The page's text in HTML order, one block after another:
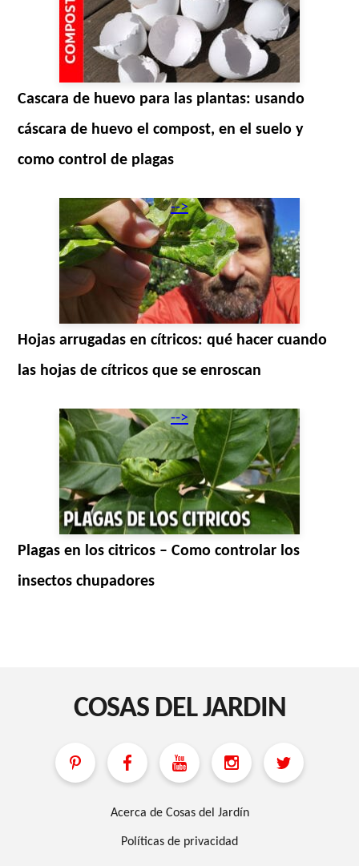
Cascara de huevo para las plantas: usando
cáscara de huevo el compost, en el suelo y
como control de plagas
-->
Hojas arrugadas en cítricos: qué hacer cuando
las hojas de cítricos que se enroscan
-->
Plagas en los citricos – Como controlar los
insectos chupadores
COSAS DEL JARDIN
Acerca de Cosas del Jardín
Políticas de privacidad